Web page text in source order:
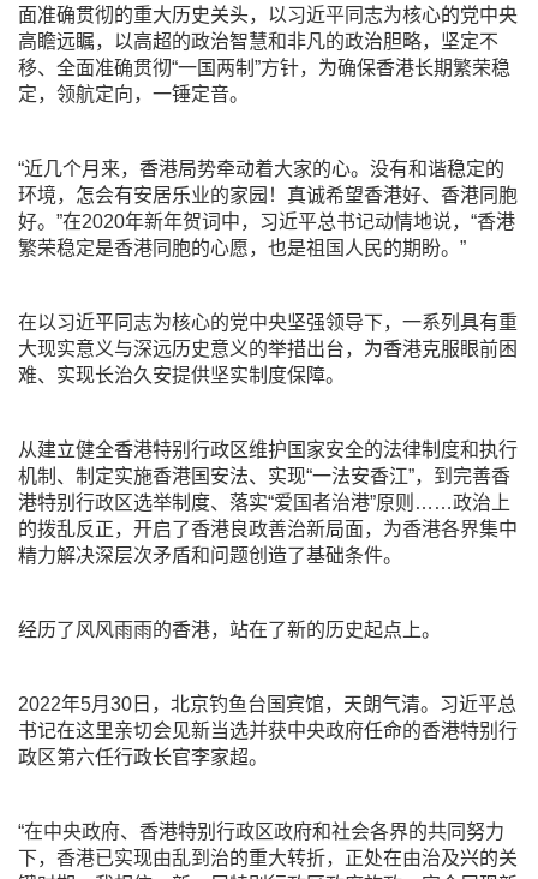
面准确贯彻的重大历史关头，以习近平同志为核心的党中央
高瞻远瞩，以高超的政治智慧和非凡的政治胆略，坚定不
移、全面准确贯彻“一国两制”方针，为确保香港长期繁荣稳
定，领航定向，一锤定音。
“近几个月来，香港局势牵动着大家的心。没有和谐稳定的
环境，怎会有安居乐业的家园！真诚希望香港好、香港同胞
好。”在2020年新年贺词中，习近平总书记动情地说，“香港
繁荣稳定是香港同胞的心愿，也是祖国人民的期盼。”
在以习近平同志为核心的党中央坚强领导下，一系列具有重
大现实意义与深远历史意义的举措出台，为香港克服眼前困
难、实现长治久安提供坚实制度保障。
从建立健全香港特别行政区维护国家安全的法律制度和执行
机制、制定实施香港国安法、实现“一法安香江”，到完善香
港特别行政区选举制度、落实“爱国者治港”原则……政治上
的拨乱反正，开启了香港良政善治新局面，为香港各界集中
精力解决深层次矛盾和问题创造了基础条件。
经历了风风雨雨的香港，站在了新的历史起点上。
2022年5月30日，北京钓鱼台国宾馆，天朗气清。习近平总
书记在这里亲切会见新当选并获中央政府任命的香港特别行
政区第六任行政长官李家超。
“在中央政府、香港特别行政区政府和社会各界的共同努力
下，香港已实现由乱到治的重大转折，正处在由治及兴的关